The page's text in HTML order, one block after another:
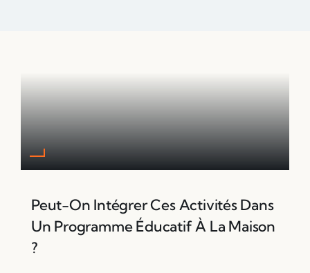
Peut-On Intégrer Ces Activités Dans
Un Programme Éducatif À La Maison
?